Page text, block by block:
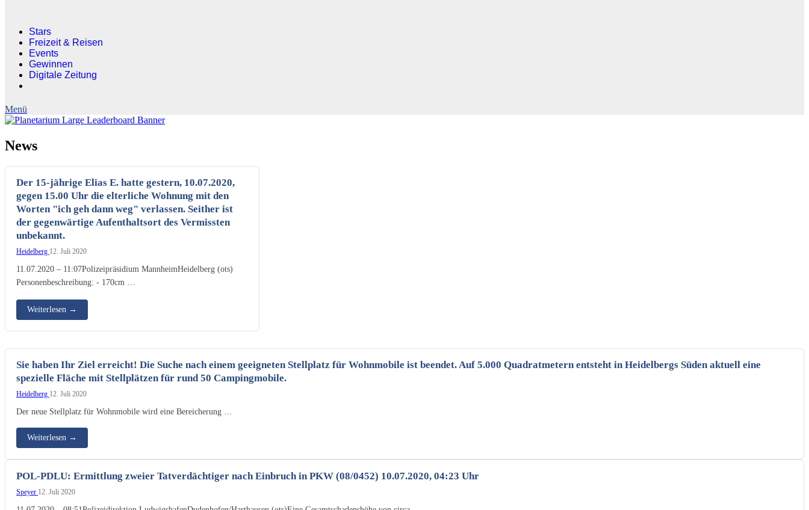
Stars
Freizeit & Reisen
Events
Gewinnen
Digitale Zeitung
News
Der 15-jährige Elias E. hatte gestern, 10.07.2020,
gegen 15.00 Uhr die elterliche Wohnung mit den
Worten "ich geh dann weg" verlassen. Seither ist
der gegenwärtige Aufenthaltsort des Vermissten
unbekannt.
Heidelberg 12. Juli 2020
11.07.2020 – 11:07Polizeipräsidium MannheimHeidelberg (ots)
Personenbeschreibung: - 170cm …
Weiterlesen →
Sie haben Ihr Ziel erreicht! Die Suche nach einem geeigneten Stellplatz für Wohnmobile ist beendet. Auf 5.000 Quadratmetern entsteht in Heidelbergs Süden aktuell eine
spezielle Fläche mit Stellplätzen für rund 50 Campingmobile.
Heidelberg 12. Juli 2020
Der neue Stellplatz für Wohnmobile wird eine Bereicherung …
Weiterlesen →
POL-PDLU: Ermittlung zweier Tatverdächtiger nach Einbruch in PKW (08/0452) 10.07.2020, 04:23 Uhr
Speyer 12. Juli 2020